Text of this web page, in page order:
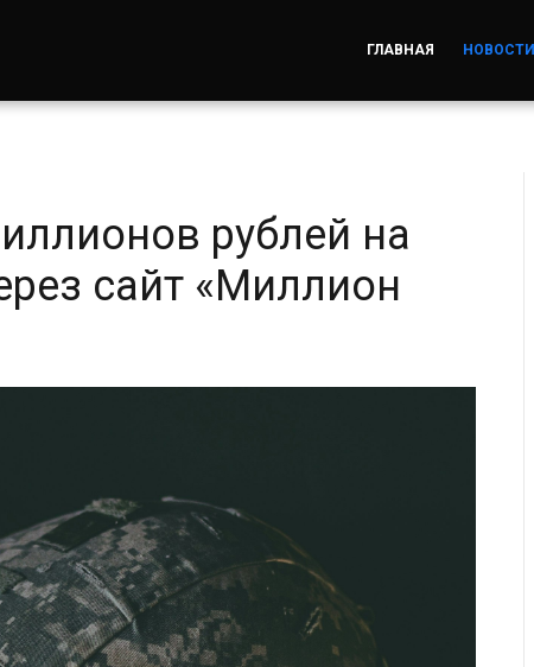
ГЛАВНАЯ НОВОСТИ
рублей на
сайт «Миллион